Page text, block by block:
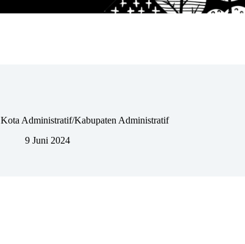
Kota Administratif/Kabupaten Administratif
9 Juni 2024